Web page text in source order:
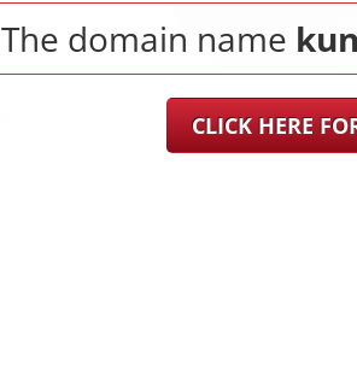
The domain name
CLICK HERE